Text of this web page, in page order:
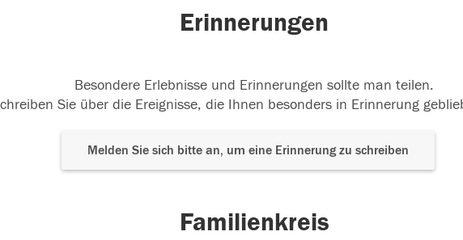
Erinnerungen
Besondere Erlebnisse und Erinnerungen sollte man teilen.
Sie über die Ereignisse, die Ihnen besonders in Erinnerung
Melden Sie sich bitte an, um eine Erinnerung zu schreiben
Familienkreis